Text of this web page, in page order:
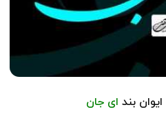
ایوان بند ای جان